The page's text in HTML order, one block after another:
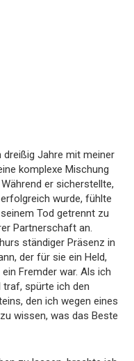
dreißig Jahre mit meiner
komplexe Mischung
er sicherstellte,
wurde, fühlte
Tod getrennt zu
Partnerschaft an.
ständiger Präsenz in
der für sie ein Held,
Fremder war. Als ich
traf, spürte ich den
den ich wegen eines
wissen, was das Beste